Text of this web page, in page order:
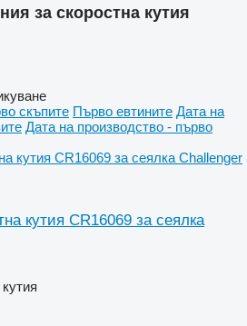
за скоростна кутия
скъпите Първо евтините Дата на
Дата на производство - първо
кутия CR16069 за сеялка